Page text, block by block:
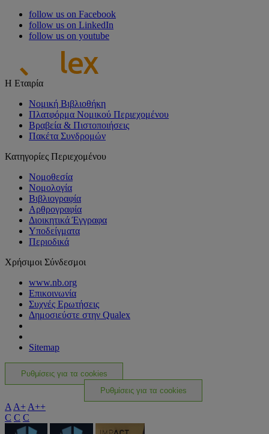
follow us on Facebook
follow us on LinkedIn
follow us on youtube
Η Εταιρία
Νομική Βιβλιοθήκη
Πλατφόρμα Νομικού Περιεχομένου
Βραβεία & Πιστοποιήσεις
Πακέτα Συνδρομών
Κατηγορίες Περιεχομένου
Νομοθεσία
Νομολογία
Βιβλιογραφία
Αρθρογραφία
Διοικητικά Έγγραφα
Υποδείγματα
Περιοδικά
Χρήσιμοι Σύνδεσμοι
www.nb.org
Επικοινωνία
Συχνές Ερωτήσεις
Δημοσιεύστε στην Qualex
Sitemap
Ρυθμίσεις για τα cookies
Ρυθμίσεις για τα cookies
A A+ A++
C C C